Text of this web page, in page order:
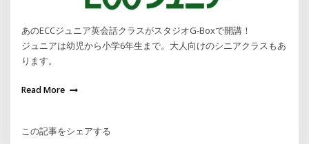
あのECCジュニア英会話クラスがスタジオG-Boxで開講！
ジュニアは幼児から小学6年生まで。大人向けのシニアクラスもあ
ります。
Read More
この記事をシェアする